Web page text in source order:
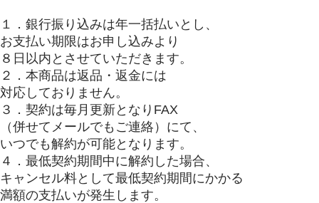
１．銀行振り込みは年一括払いとし、
お支払い期限はお申し込みより
８日以内とさせていただきます。
２．本商品は返品・返金には
対応しておりません。
３．契約は毎月更新となりFAX
（併せてメールでもご連絡）にて、
いつでも解約が可能となります。
４．最低契約期間中に解約した場合、
キャンセル料として最低契約期間にかかる
満額の支払いが発生します。